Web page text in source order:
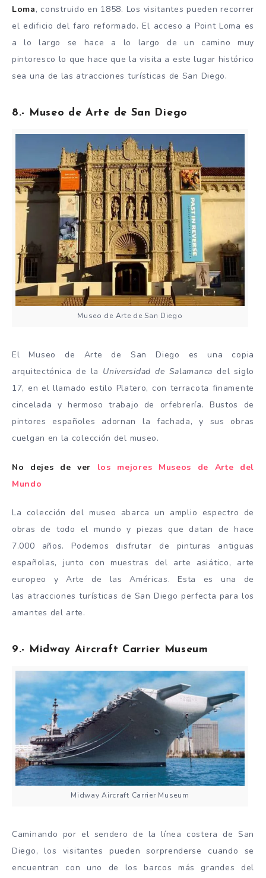
Loma, construido en 1858. Los visitantes pueden recorrer
el edificio del faro reformado. El acceso a Point Loma es
a lo largo se hace a lo largo de un camino muy
pintoresco lo que hace que la visita a este lugar histórico
sea una de las atracciones turísticas de San Diego.
8.- Museo de Arte de San Diego
Museo de Arte de San Diego
El Museo de Arte de San Diego es una copia
arquitectónica de la Universidad de Salamanca del siglo
17, en el llamado estilo Platero, con terracota finamente
cincelada y hermoso trabajo de orfebrería. Bustos de
pintores españoles adornan la fachada, y sus obras
cuelgan en la colección del museo.
No dejes de ver los mejores Museos de Arte del
Mundo
La colección del museo abarca un amplio espectro de
obras de todo el mundo y piezas que datan de hace
7.000 años. Podemos disfrutar de pinturas antiguas
españolas, junto con muestras del arte asiático, arte
europeo y Arte de las Américas. Esta es una de
las atracciones turísticas de San Diego perfecta para los
amantes del arte.
9.- Midway Aircraft Carrier Museum
Midway Aircraft Carrier Museum
Caminando por el sendero de la línea costera de San
Diego, los visitantes pueden sorprenderse cuando se
encuentran con uno de los barcos más grandes del